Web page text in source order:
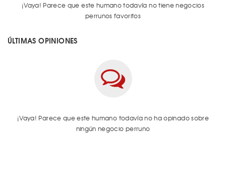
¡Vaya! Parece que este humano todavía no tiene negocios
perrunos favoritos
ÚLTIMAS OPINIONES
¡Vaya! Parece que este humano todavía no ha opinado sobre
ningún negocio perruno